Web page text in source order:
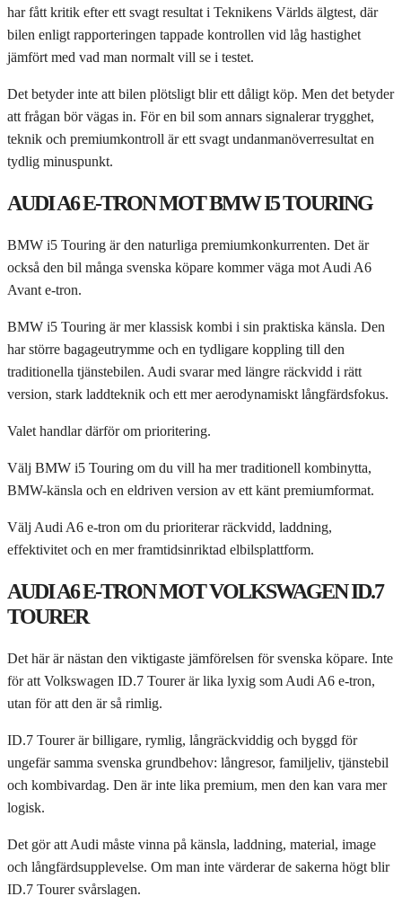
har fått kritik efter ett svagt resultat i Teknikens Världs älgtest, där
bilen enligt rapporteringen tappade kontrollen vid låg hastighet
jämfört med vad man normalt vill se i testet.
Det betyder inte att bilen plötsligt blir ett dåligt köp. Men det betyder
att frågan bör vägas in. För en bil som annars signalerar trygghet,
teknik och premiumkontroll är ett svagt undanmanöverresultat en
tydlig minuspunkt.
AUDI A6 E-TRON MOT BMW I5 TOURING
BMW i5 Touring är den naturliga premiumkonkurrenten. Det är
också den bil många svenska köpare kommer väga mot Audi A6
Avant e-tron.
BMW i5 Touring är mer klassisk kombi i sin praktiska känsla. Den
har större bagageutrymme och en tydligare koppling till den
traditionella tjänstebilen. Audi svarar med längre räckvidd i rätt
version, stark laddteknik och ett mer aerodynamiskt långfärdsfokus.
Valet handlar därför om prioritering.
Välj BMW i5 Touring om du vill ha mer traditionell kombinytta,
BMW-känsla och en eldriven version av ett känt premiumformat.
Välj Audi A6 e-tron om du prioriterar räckvidd, laddning,
effektivitet och en mer framtidsinriktad elbilsplattform.
AUDI A6 E-TRON MOT VOLKSWAGEN ID.7
TOURER
Det här är nästan den viktigaste jämförelsen för svenska köpare. Inte
för att Volkswagen ID.7 Tourer är lika lyxig som Audi A6 e-tron,
utan för att den är så rimlig.
ID.7 Tourer är billigare, rymlig, långräckviddig och byggd för
ungefär samma svenska grundbehov: långresor, familjeliv, tjänstebil
och kombivardag. Den är inte lika premium, men den kan vara mer
logisk.
Det gör att Audi måste vinna på känsla, laddning, material, image
och långfärdsupplevelse. Om man inte värderar de sakerna högt blir
ID.7 Tourer svårslagen.